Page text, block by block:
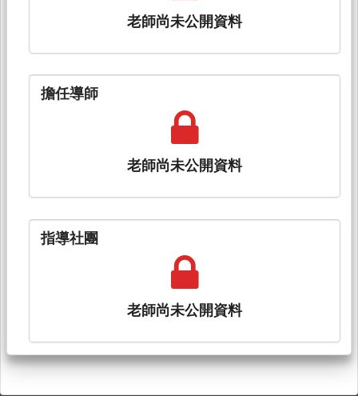
老師尚未公開資料
擔任導師
老師尚未公開資料
指導社團
老師尚未公開資料